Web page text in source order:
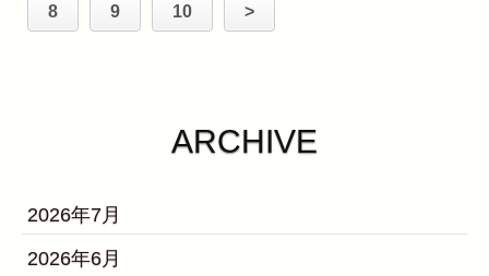
8 9 10 >
ARCHIVE
2026年7月
2026年6月